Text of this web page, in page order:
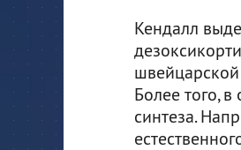
Кендалл
Более того,
синтеза.